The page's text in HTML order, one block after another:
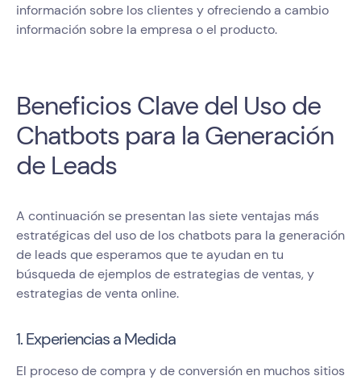
información sobre los clientes y ofreciendo a cambio
información sobre la empresa o el producto.
Beneficios Clave del Uso de
Chatbots para la Generación
de Leads
A continuación se presentan las siete ventajas más
estratégicas del uso de los chatbots para la generación
de leads que esperamos que te ayudan en tu
búsqueda de ejemplos de estrategias de ventas, y
estrategias de venta online.
1. Experiencias a Medida
El proceso de compra y de conversión en muchos sitios